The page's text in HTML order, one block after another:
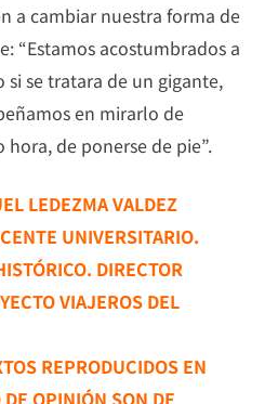
a cambiar nuestra forma de
“Estamos acostumbrados a
se tratara de un gigante,
en mirarlo de
hora, de ponerse de pie”.
LEDEZMA VALDEZ
UNIVERSITARIO.
DIRECTOR
VIAJEROS DEL
REPRODUCIDOS EN
DE OPINIÓN SON DE